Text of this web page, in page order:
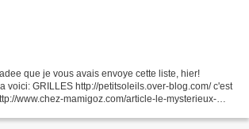
que je vous avais envoye cette liste, hier!
voici: GRILLES http://petitsoleils.over-blog.com/ c'est
www.chez-mamigoz.com/article-le-mysterieux-